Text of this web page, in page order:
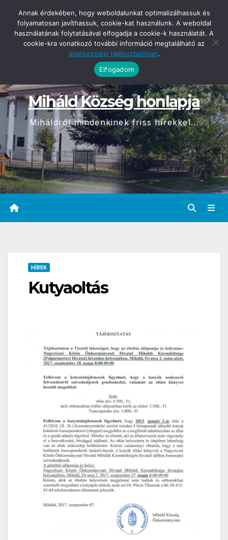
content
2026-08-07 05:01
Miháld Község honlapja
Miháldról mindenkinek friss hírekkel...
HÍREK
Kutyaoltás
Annak érdekében, hogy weboldalunkat optimalizálhassuk és
folyamatosan javíthassuk, cookie-kat használunk. A weboldal
használatának folytatásával elfogadja a cookie-k használatát. A
cookie-kra vonatkozó további információ megtalálható az
adatkezelési tájékoztatóban.
Elfogadom